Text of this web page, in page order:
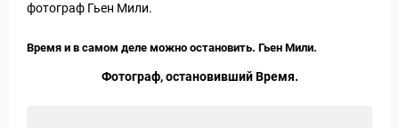
фотограф Гьен Мили.
Время и в самом деле можно остановить. Гьен Мили.
Фотограф, остановивший Время.